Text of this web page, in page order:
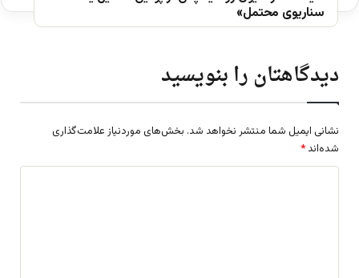
سناریوی محتمل»
دیدگاهتان را بنویسید
نشانی ایمیل شما منتشر نخواهد شد. بخش‌های موردنیاز علامت‌گذاری
شده‌اند *